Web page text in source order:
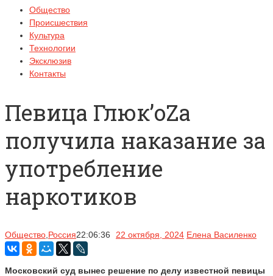
Общество
Происшествия
Культура
Технологии
Эксклюзив
Контакты
Певица Глюк’oZа
получила наказание за
употребление
наркотиков
Общество Россия22:06:36 22 октября, 2024 Елена Василенко
Московский суд вынес решение по делу известной певицы